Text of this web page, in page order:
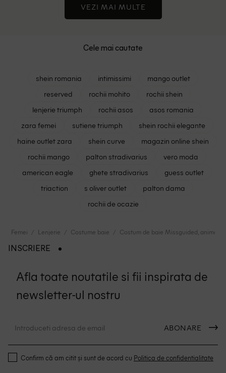
VEZI MAI MULTE
Cele mai cautate
shein romania intimissimi
mango outlet
reserved
rochii mohito
rochii shein
lenjerie triumph
rochii asos
asos romania
zara femei
sutiene triumph
shein rochii elegante
haine outlet zara
shein curve
magazin online shein
rochii mango
palton stradivarius
vero moda
american eagle
ghete stradivarius
guess outlet
triaction
s oliver outlet
palton dama
rochii de ocazie
Femei Lenjerie Costume baie Costum de baie Missguided, animal
INSCRIERE
Afla toate noutatile si fii inspirata de
newsletter-ul nostru
ABONARE
Confirm că am citit și sunt de acord cu Politica de confidentialitate